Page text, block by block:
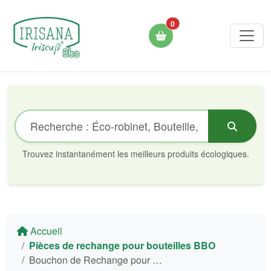
0
Trouvez instantanément les meilleurs produits écologiques.
Accueil
Pièces de rechange pour bouteilles BBO
Bouchon de Rechange pour Bouteille Pliable en Silicone Bbo17 Irisana